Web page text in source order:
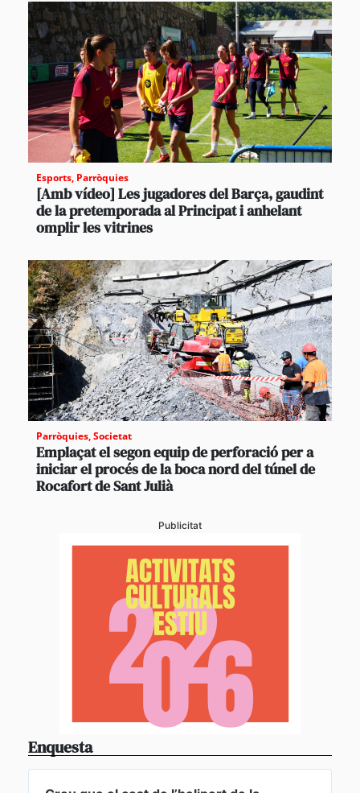
Esports, Parròquies
[Amb vídeo] Les jugadores del Barça, gaudint
de la pretemporada al Principat i anhelant
omplir les vitrines
Parròquies,Societat
Emplaçat el segon equip de perforació per a
iniciar el procés de la boca nord del túnel de
Rocafort de Sant Julià
Publicitat
Enquesta